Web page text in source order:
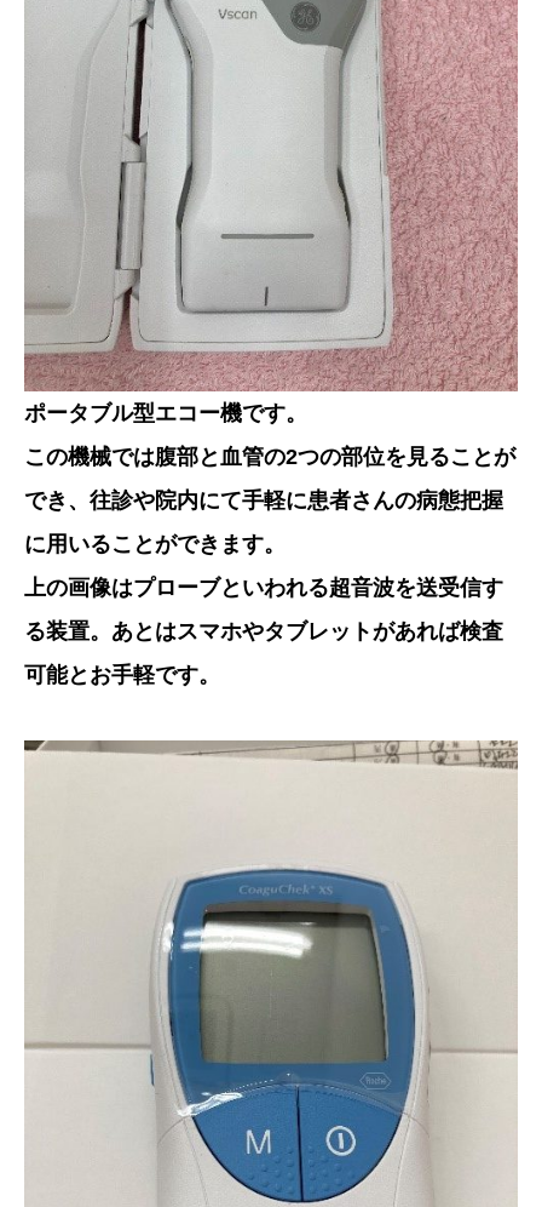
ポータブル型エコー機です。
この機械では腹部と血管の2つの部位を見ることが
でき、往診や院内にて手軽に患者さんの病態把握
に用いることができます。
上の画像はプローブといわれる超音波を送受信す
る装置。あとはスマホやタブレットがあれば検査
可能とお手軽です。